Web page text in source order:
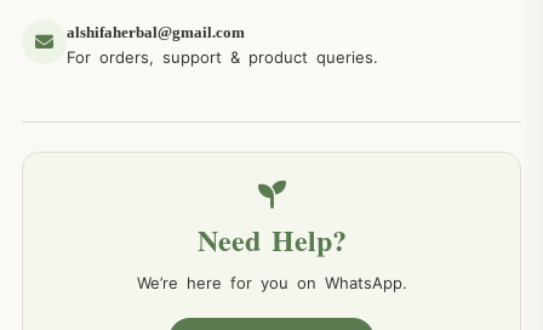
alshifaherbal@gmail.com
For orders, support & product queries.
Need Help?
We’re here for you on WhatsApp.